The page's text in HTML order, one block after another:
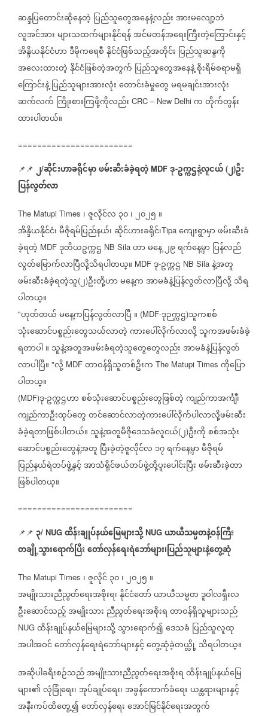
ဆန္ဒပြတောင်းဆိုနေတဲ့ ပြည်သူတွေအနေနဲ့လည်းအားမလျော့ဘဲ
လူအင်အားများသထက်များနိုင်ရန်အင်မတန်အရေးကြီးတဲ့ကြောင်းနှင့်
အိန္ဒိယနိုင်ငံဟာဒီမိုကရေစီနိုင်ငံဖြစ်သည့်အတိုင်း ပြည်သူဆန္ဒကို
အလေးထားတဲ့နိုင်ငံဖြစ်တဲ့အတွက် ပြည်သူတွေအနေနဲ့စိုးရိမ်စရာမရှိ
ကြောင်းနဲ့ပြည်သူများအားလုံးတောင်းခံမှုတွေမရမချင်းအားလုံး
ဆက်လက် ကြိုးစားကြဖို့ကိုလည်း CRC – New Delhi ကတိုက်တွန်း
ထားပါတယ်။
========================
📌📌 ၂/ဆိုင်းဟာခရိုင်မှာဖမ်းဆီးခံခဲ့ရတဲ့ MDF ဒု-ဥက္ကဌနဲ့လူငယ် (၂)ဦး
ပြန်လွတ်လာ
The Matupi Times ၊ဇူလိုင်လ ၃၀၊၂၀၂၅ ။
အိန္ဒိယနိုင်ငံ၊မီဇိုရမ်ပြည်နယ်၊ဆိုင်ဟားခရိုင်၊Tipa ကျေးရွာမှာဖမ်းဆီးခံ
ခဲ့ရတဲ့ MDF ဒုတိယဥက္ကဌ NB Sila ဟာမနေ့၂၉ရက်နေ့မှာပြန်လည်
လွတ်မြောက်လာပြီလို့သိရပါတယ္။ MDF ဒု-ဥက္ကဌ NB Sila နဲ့အတူ
ဖမ်းဆီးခံခဲ့ရတဲ့သူ(၂)ဦးတို့ဟာမနေ့ကအာမခံနဲ့ပြန်လွတ်လာပြီလို့သိရ
ပါတယ္။
"ဟုတ်တယ်မနေ့ကပြန်လွတ်လာပြီ ။ (MDF-ဒုဉက္ကဌ)သူကစစ်
သုံးဆောင်ပစ္စည်းတွေသယ်လာတဲ့ကားပေါ်လိုက်လာလို့သူကအဖမ်းခံခဲ့
ရတာပါ။ သူနဲ့အတူအဖမ်းခံရတဲ့သူတွေတွေလည်းအာမခံနဲ့ပြန်လွတ်
လာပါပြီ။ "လို့ MDF တာဝန်ရှိသူတစ်ဦးက The Matupi Times ကိုပြော
ပါတယ္။
(MDF)ဒု-ဥက္ကဌဟာစစ်သုံးဆောင်ပစ္စည်းတွေဖြစ်တဲ့ကျည်ကာအင်္ကျီ၊
ကျည်ကာဦးထုပ်တွေတင်ဆောင်လာတဲ့ကားပေါ်လိုက်ပါလာလို့ဖမ်းဆီး
ခံခဲ့ရတာဖြစ်ပါတယ်။ သူနဲ့အတူမီဇိုဒေသခံလူငယ်(၂)ဦးကိုစစ်အသုံး
ဆောင်ပစ္စည်းတွေနဲ့အတူ ပြီးခဲ့တဲ့ဇူလိုင်လ ၁၇ရက်နေ့မှာမီဇိုရမ်
ပြည်နယ်ရဲတပ်ဖွဲ့နှင့်အာသံရိုင်ဖယ်တပ်ဖွဲ့တို့ပူးပေါင်းပြီးဖမ်းဆီးခဲ့တာ
ဖြစ်ပါတယ္။
========================
📌📌 ၃/ NUG ထိန်းချုပ်နယ်မြေများသို့ NUG ယာယီသမ္မတနဲ့ဝန်ကြီး
တချို့သွားရောက်ပြီးတော်လှန်ရေးရဲဘော်များ၊ပြည်သူများနဲ့တွေ့ဆုံ
The Matupi Times ၊ဇူလိုင်၃၀၊၂၀၂၅ ။
အမျိုးသားညီညွတ်ရေးအစိုးရ၊နိုင်ငံတော်ယာယီသမ္မတဒူဝါလရှီးလ
ဦးဆောင်သည့်အမျိုးသား ညီညွတ်ရေးအစိုးရတာဝန်ရှိသူများသည်
NUG ထိန်းချုပ်နယ်မြေများသို့သွားရောက်၍ဒေသခံ ပြည်သူလူထု
အပါအဝင်တော်လှန်ရေးရဲဘော်များနှင့်တွေ့ဆုံခဲ့တယ္လို့သိရပါတယ္။
အဆိုပါခရီးစဉ်သည်အမျိုးသားညီညွတ်ရေးအစိုးရထိန်းချုပ်နယ်မြေ
များ၏လုံခြုံရေး၊အုပ်ချုပ်ရေး၊အခွန်ကောက်ခံရေးယန္တရားများနှင့်
အနီးကပ်ထိတွေ့၍တော်လှန်ရေးအောင်မြင်နိုင်ရေးအတွက်